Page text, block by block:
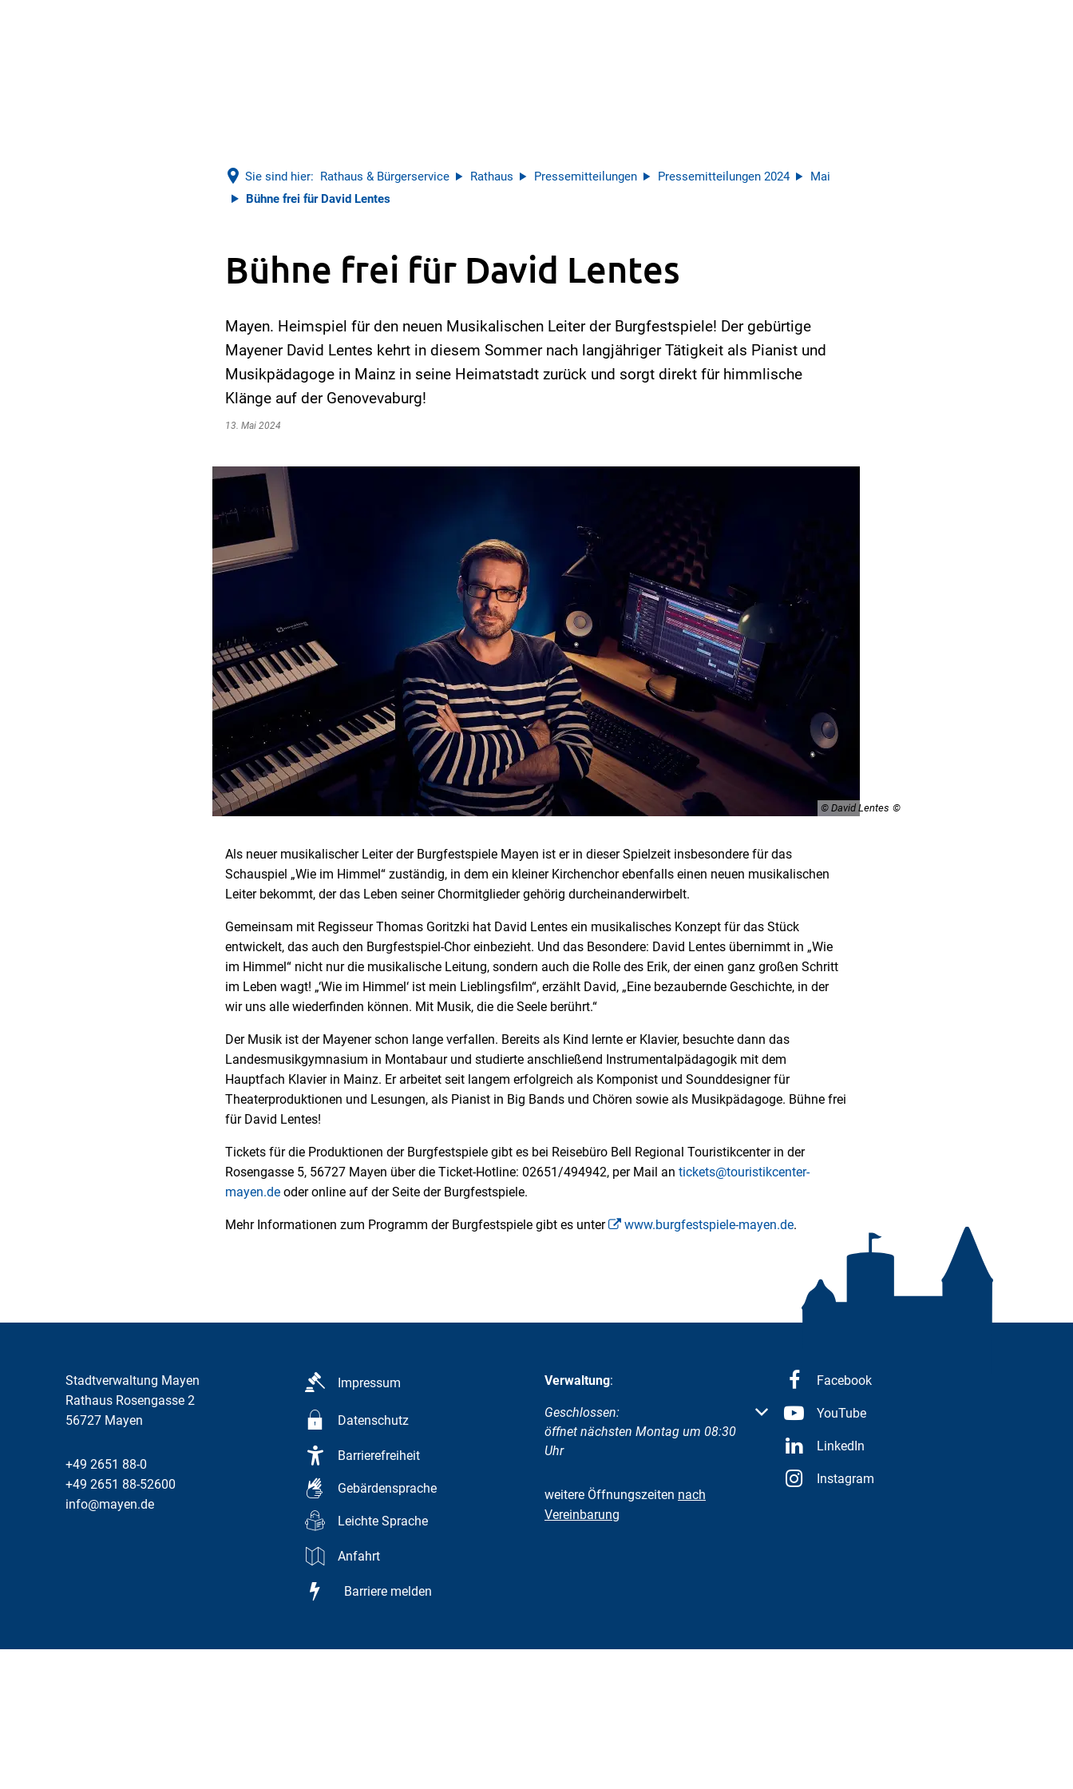
Sie sind hier: Rathaus & Bürgerservice Rathaus Pressemitteilungen Pressemitteilungen 2024
Mai
Bühne frei für David Lentes
Bühne frei für David Lentes
Mayen. Heimspiel für den neuen Musikalischen Leiter der Burgfestspiele! Der gebürtige
Mayener David Lentes kehrt in diesem Sommer nach langjähriger Tätigkeit als Pianist und
Musikpädagoge in Mainz in seine Heimatstadt zurück und sorgt direkt für himmlische
Klänge auf der Genovevaburg!
13. Mai 2024
© David Lentes
Als neuer musikalischer Leiter der Burgfestspiele Mayen ist er in dieser Spielzeit insbesondere für das
Schauspiel „Wie im Himmel“ zuständig, in dem ein kleiner Kirchenchor ebenfalls einen neuen musikalischen
Leiter bekommt, der das Leben seiner Chormitglieder gehörig durcheinanderwirbelt.
Gemeinsam mit Regisseur Thomas Goritzki hat David Lentes ein musikalisches Konzept für das Stück
entwickelt, das auch den Burgfestspiel-Chor einbezieht. Und das Besondere: David Lentes übernimmt in „Wie
im Himmel“ nicht nur die musikalische Leitung, sondern auch die Rolle des Erik, der einen ganz großen Schritt
im Leben wagt! „‘Wie im Himmel‘ ist mein Lieblingsfilm“, erzählt David, „Eine bezaubernde Geschichte, in der
wir uns alle wiederfinden können. Mit Musik, die die Seele berührt.“
Der Musik ist der Mayener schon lange verfallen. Bereits als Kind lernte er Klavier, besuchte dann das
Landesmusikgymnasium in Montabaur und studierte anschließend Instrumentalpädagogik mit dem
Hauptfach Klavier in Mainz. Er arbeitet seit langem erfolgreich als Komponist und Sounddesigner für
Theaterproduktionen und Lesungen, als Pianist in Big Bands und Chören sowie als Musikpädagoge. Bühne frei
für David Lentes!
Tickets für die Produktionen der Burgfestspiele gibt es bei Reisebüro Bell Regional Touristikcenter in der
Rosengasse 5, 56727 Mayen über die Ticket-Hotline: 02651/494942, per Mail an tickets@touristikcenter-
mayen.de oder online auf der Seite der Burgfestspiele.
Mehr Informationen zum Programm der Burgfestspiele gibt es unter www.burgfestspiele-mayen.de.
Stadtverwaltung Mayen
Rathaus Rosengasse 2
56727 Mayen
+49 2651 88-0
+49 2651 88-52600
info@mayen.de
Impressum
Datenschutz
Barrierefreiheit
Gebärdensprache
Leichte Sprache
Anfahrt
Barriere melden
Verwaltung:
Klicken, um weitere Öffnungs- oder Schließzeiten auszublenden
Geschlossen:
öffnet nächsten Montag um 08:30
Uhr
weitere Öffnungszeiten nach
Vereinbarung
Facebook
YouTube
LinkedIn
Instagram